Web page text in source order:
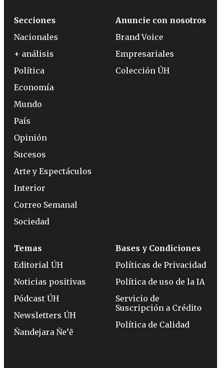
Secciones
Nacionales
+ análisis
Política
Economía
Mundo
País
Opinión
Sucesos
Arte y Espectáculos
Interior
Correo Semanal
Sociedad
Anuncie con nosotros
Brand Voice
Empresariales
Colección ÚH
Temas
Editorial ÚH
Noticias positivas
Pódcast ÚH
Newsletters ÚH
Ñandejara Ñe’ẽ
Bases y Condiciones
Políticas de Privacidad
Política de uso de la IA
Servicio de
Suscripción a Crédito
Política de Calidad